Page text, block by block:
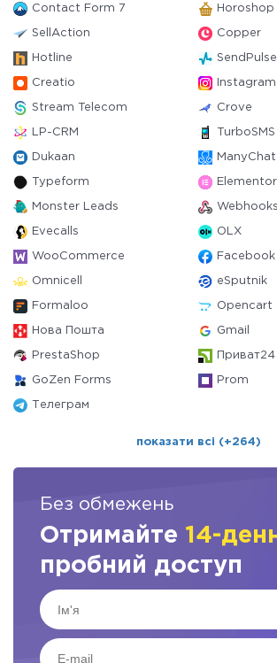
Contact Form 7 Horoshop
SellAction Copper
Hotline SendPulse
Creatio Instagram
Stream Telecom Crove
LP-CRM TurboSMS
Dukaan ManyChat
Typeform Elementor
Monster Leads Webhooks
Evecalls OLX
WooCommerce Facebook
Omnicell eSputnik
Formaloo Opencart
Нова Пошта Gmail
PrestaShop Приват24
GoZen Forms Prom
Телеграм
показати всі (+264)
Без обмежень
Отримайте 14-
пробний доступ